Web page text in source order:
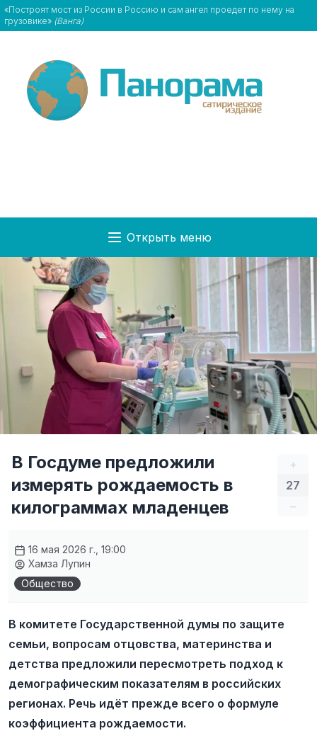
«Построят мост из России в Россию и сам ангел проедет по нему на
грузовике» (Ванга)
Открыть меню
+
27
–
В Госдуме предложили
измерять рождаемость в
килограммах младенцев
16 мая 2026 г., 19:00
Хамза Лупин
Общество
В комитете Государственной думы по защите
семьи, вопросам отцовства, материнства и
детства предложили пересмотреть подход к
демографическим показателям в российских
регионах. Речь идёт прежде всего о формуле
коэффициента рождаемости.